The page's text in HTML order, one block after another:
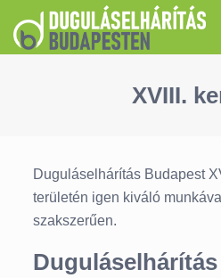
XVIII.
Duguláselhárítás Budapest
területén igen kiváló
szakszerűen.